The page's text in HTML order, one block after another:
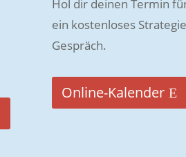
Hol dir deinen Termin
ein kostenloses
Gespräch.
Online-Kalender